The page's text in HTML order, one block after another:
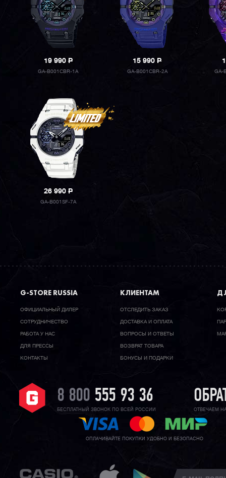
19 990P
GA-B001CBR-1A
15 990P
GA-B001CBR-2A GA-
26 990P
GA-B001SF-7A
G-STORE RUSSIA
ОФИЦИАЛЬНЫЙ ДИЛЕР
CОТРУДНИЧЕСТВО
РАБОТА У НАС
ДЛЯ ПРЕССЫ
КОНТАКТЫ
КЛИЕНТАМ
ОТСЛЕДИТЬ ЗАКАЗ
ДОСТАВКА И ОПЛАТА
ВОПРОСЫ И ОТВЕТЫ
ВОЗВРАТ ТОВАРА
БОНУСЫ И ПОДАРКИ
8 800 555 93 36
БЕСПЛАТНЫЙ ЗВОНОК ПО ВСЕЙ РОССИИ ОТВЕЧАЕМ
ОПЛАЧИВАЙТЕ ПОКУПКИ УДОБНО И БЕЗОПАСНО